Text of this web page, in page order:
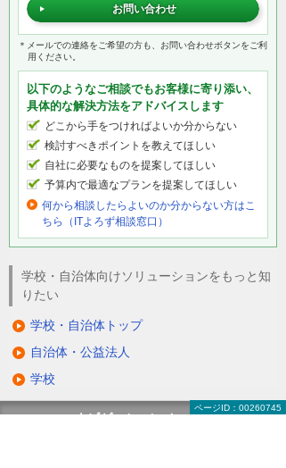
お問い合わせ
＊メールでの連絡をご希望の方も、お問い合わせボタンをご利
用ください。
以下のようなご相談でもお客様に寄り添い、
具体的な解決方法をアドバイスします
どこから手をつければよいか分からない
検討すべきポイントを教えてほしい
自社に必要なものを提案してほしい
予算内で最適なプランを提案してほしい
何から相談したらよいのか分からない方はこ
ちら（ITよろず相談窓口）
学校・自治体向けソリューションをもっと知
りたい
学校・自治体トップ
自治体・公益法人
学校
ページID：00260745
ナビゲーションメニュー